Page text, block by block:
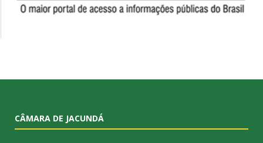
CÂMARA DE JACUNDÁ